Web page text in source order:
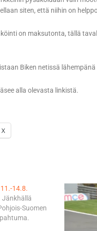
siten, että niihin on
on maksutonta, tällä
Biken netissä
alla olevasta linkistä.
X
14.8.
Jänkhällä
Suomen